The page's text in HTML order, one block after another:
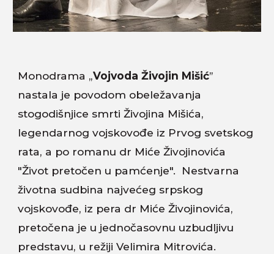
Monodrama „Vojvoda Živojin Mišić”
nastala je povodom obeležavanja
stogodišnjice smrti Živojina Mišića,
legendarnog vojskovođe iz Prvog svetskog
rata, a po romanu dr Miće Živojinovića
"Život pretočen u pamćenje". Nestvarna
životna sudbina najvećeg srpskog
vojskovođe, iz pera dr Miće Živojinovića,
pretočena je u jednočasovnu uzbudljivu
predstavu, u režiji Velimira Mitrovića.